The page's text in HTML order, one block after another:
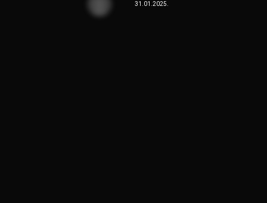
31.01.2025.